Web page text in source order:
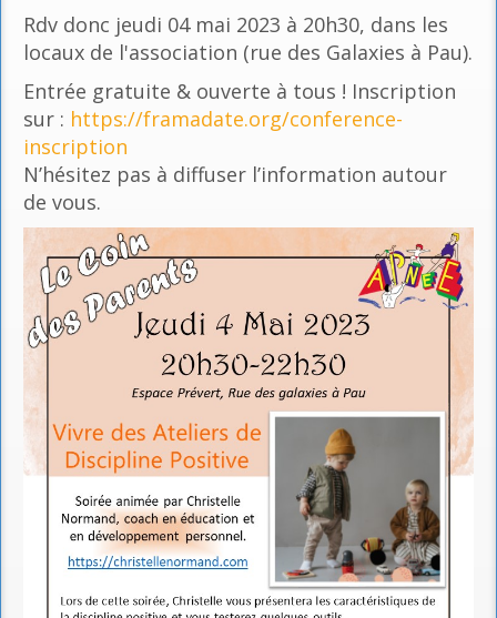
Rdv donc jeudi 04 mai 2023 à 20h30, dans les
locaux de l'association (rue des Galaxies à Pau).
Entrée gratuite & ouverte à tous ! Inscription
sur : https://framadate.org/conference-
inscription
N’hésitez pas à diffuser l’information autour
de vous.